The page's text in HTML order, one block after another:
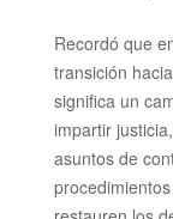
Recordó que
transición
significa un
impartir
asuntos de